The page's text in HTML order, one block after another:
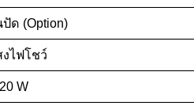
ด (Option)
ไฟโชว์
W